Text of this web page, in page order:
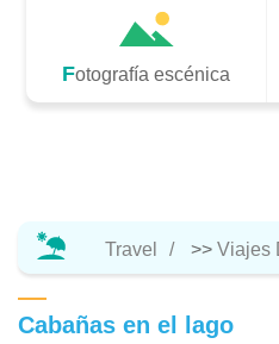
Fotografía escénica
Travel >> Viajes
Cabañas en el lago